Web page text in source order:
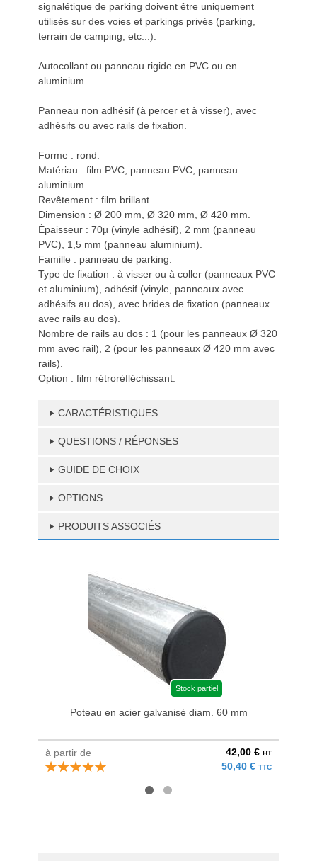
signalétique de parking doivent être uniquement
utilisés sur des voies et parkings privés (parking,
terrain de camping, etc...).
Autocollant ou panneau rigide en PVC ou en
aluminium.
Panneau non adhésif (à percer et à visser), avec
adhésifs ou avec rails de fixation.
Forme : rond.
Matériau : film PVC, panneau PVC, panneau
aluminium.
Revêtement : film brillant.
Dimension : Ø 200 mm, Ø 320 mm, Ø 420 mm.
Épaisseur : 70µ (vinyle adhésif), 2 mm (panneau
PVC), 1,5 mm (panneau aluminium).
Famille : panneau de parking.
Type de fixation : à visser ou à coller (panneaux PVC
et aluminium), adhésif (vinyle, panneaux avec
adhésifs au dos), avec brides de fixation (panneaux
avec rails au dos).
Nombre de rails au dos : 1 (pour les panneaux Ø 320
mm avec rail), 2 (pour les panneaux Ø 420 mm avec
rails).
Option : film rétroréfléchissant.
CARACTÉRISTIQUES
QUESTIONS / RÉPONSES
GUIDE DE CHOIX
OPTIONS
PRODUITS ASSOCIÉS
Stock partiel
Poteau en acier galvanisé diam. 60 mm
à partir de 42,00 € HT
50,40 € TTC